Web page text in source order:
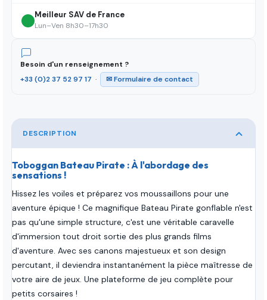
Meilleur SAV de France
Lun–Ven 8h30–17h30
Besoin d'un renseignement ?
+33 (0)2 37 52 97 17 · ✉ Formulaire de contact
DESCRIPTION
Toboggan Bateau Pirate : À l'abordage des
sensations !
Hissez les voiles et préparez vos moussaillons pour une
aventure épique ! Ce magnifique Bateau Pirate gonflable n'est
pas qu'une simple structure, c'est une véritable caravelle
d'immersion tout droit sortie des plus grands films
d'aventure. Avec ses canons majestueux et son design
percutant, il deviendra instantanément la pièce maîtresse de
votre aire de jeux. Une plateforme de jeu complète pour
petits corsaires !